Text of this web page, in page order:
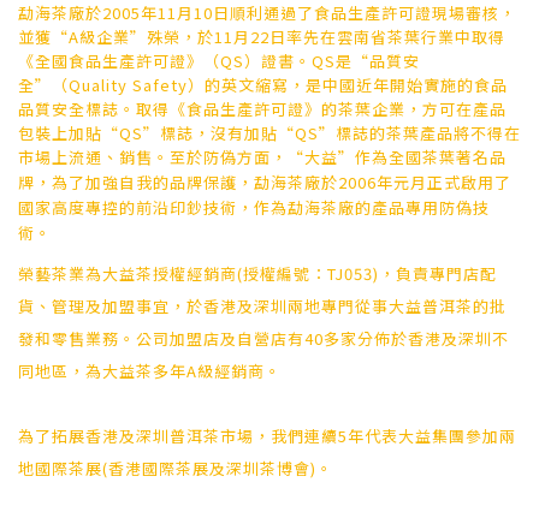
勐海茶廠於2005年11月10日順利通過了食品生產許可證現場審核，
並獲“A級企業”殊榮，於11月22日率先在雲南省茶葉行業中取得
《全國食品生產許可證》（QS）證書。QS是“品質安
全”（Quality Safety）的英文縮寫，是中國近年開始實施的食品
品質安全標誌。取得《食品生產許可證》的茶葉企業，方可在產品
包裝上加貼“QS”標誌，沒有加貼“QS”標誌的茶葉產品將不得在
市場上流通、銷售。 至於防偽方面，“大益”作為全國茶葉著名品
牌，為了加強自我的品牌保護，勐海茶廠於2006年元月正式啟用了
國家高度專控的前沿印鈔技術，作為勐海茶廠的產品專用防偽技
術。
榮藝茶業為大益茶授權經銷商(授權編號：TJ053)，負責專門店配
貨、管理及加盟事宜，於香港及深圳兩地專門從事大益普洱茶的批
發和零售業務。公司加盟店及自營店有40多家分佈於香港及深圳不
同地區，為大益茶多年A級經銷商。
為了拓展香港及深圳普洱茶市場，我們連續5年代表大益集團參加兩
地國際茶展(香港國際茶展及深圳茶博會)。